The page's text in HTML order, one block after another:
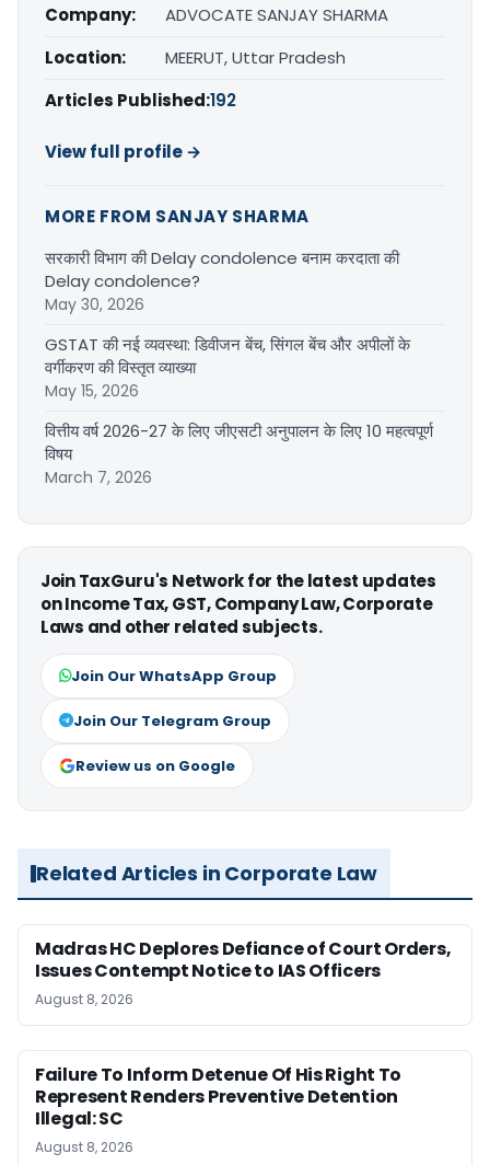
Company:
ADVOCATE SANJAY SHARMA
Location:
MEERUT, Uttar Pradesh
Articles Published:192
View full profile →
MORE FROM SANJAY SHARMA
सरकारी विभाग की Delay condolence बनाम करदाता की
Delay condolence?
May 30, 2026
GSTAT की नई व्यवस्था: डिवीजन बेंच, सिंगल बेंच और अपीलों के
वर्गीकरण की विस्तृत व्याख्या
May 15, 2026
वित्तीय वर्ष 2026-27 के लिए जीएसटी अनुपालन के लिए 10 महत्वपूर्ण
विषय
March 7, 2026
Join TaxGuru's Network for the latest updates
on Income Tax, GST, Company Law, Corporate
Laws and other related subjects.
Join Our WhatsApp Group
Join Our Telegram Group
Review us on Google
Related Articles in Corporate Law
Madras HC Deplores Defiance of Court Orders,
Issues Contempt Notice to IAS Officers
August 8, 2026
Failure To Inform Detenue Of His Right To
Represent Renders Preventive Detention
Illegal: SC
August 8, 2026